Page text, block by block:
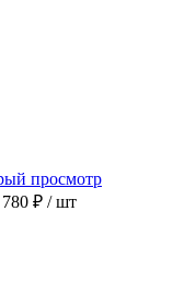
просмотр
₽ / шт